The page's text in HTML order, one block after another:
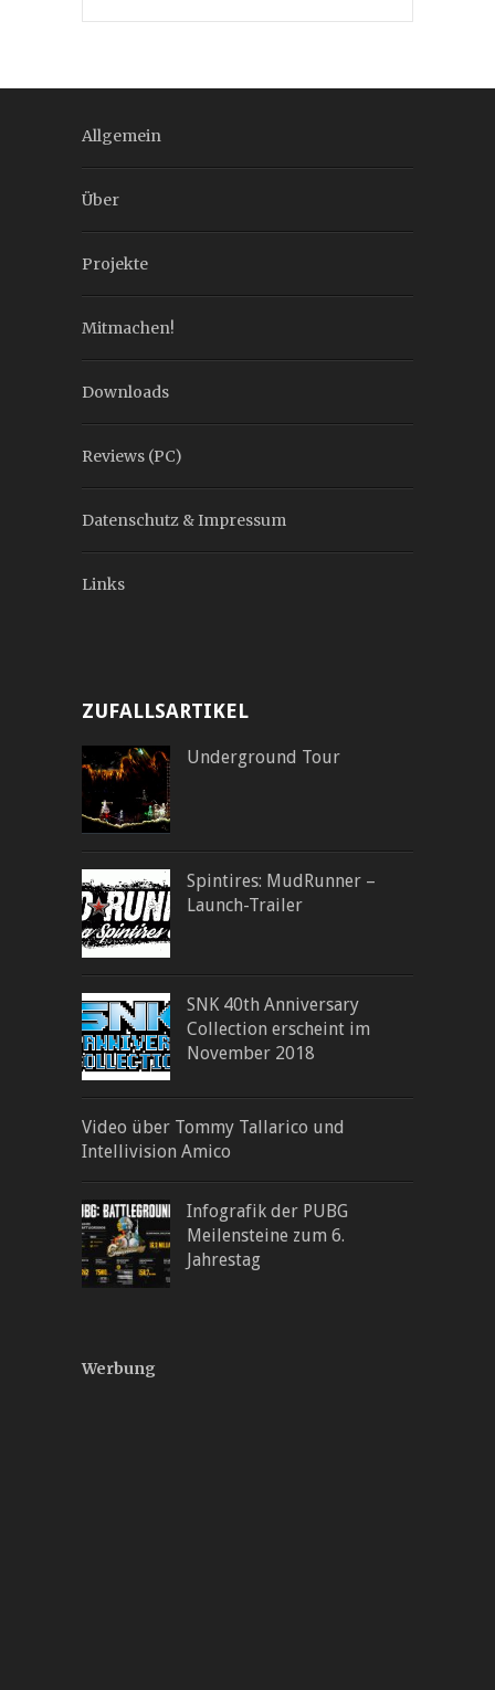
Allgemein
Über
Projekte
Mitmachen!
Downloads
Reviews (PC)
Datenschutz & Impressum
Links
ZUFALLSARTIKEL
Underground Tour
Spintires: MudRunner –
Launch-Trailer
SNK 40th Anniversary
Collection erscheint im
November 2018
Video über Tommy Tallarico und
Intellivision Amico
Infografik der PUBG
Meilensteine zum 6.
Jahrestag
Werbung